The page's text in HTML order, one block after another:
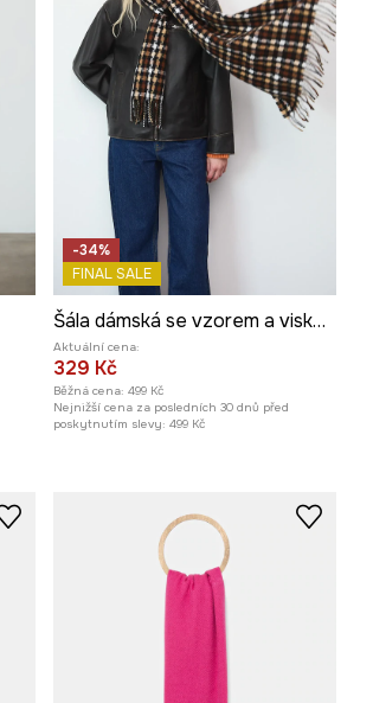
-34%
FINAL SALE
Šála dámská se vzorem a viskózou
Aktuální cena:
329 Kč
Běžná cena: 499 Kč
Nejnižší cena za posledních 30 dnů před
poskytnutím slevy: 499 Kč